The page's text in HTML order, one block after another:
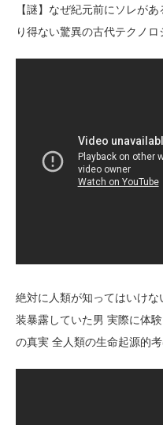
【謎】なぜ紀元前にソレが
り得ない驚異の古代テクノロ
絶対に人類が知ってはいけ
装暴露していた男 実際に体
の真実 全人類の生命起源的